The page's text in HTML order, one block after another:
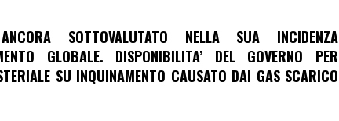
SOTTOVALUTATO NELLA SUA INCIDENZA
GLOBALE. DISPONIBILITA’ DEL GOVERNO PER
SU INQUINAMENTO CAUSATO DAI GAS SCARICO